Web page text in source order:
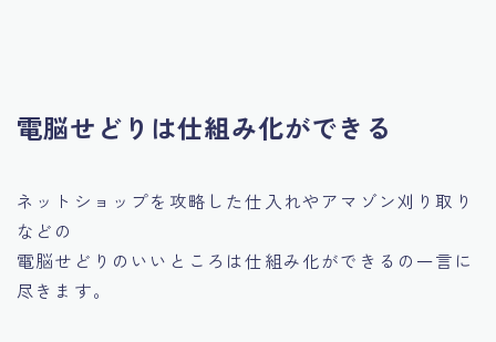
電脳せどりは仕組み化ができる
ネットショップを攻略した仕入れやアマゾン刈り取り
などの
電脳せどりのいいところは仕組み化ができる の一言に
尽きます。